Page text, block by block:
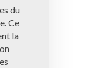
du
Ce
la